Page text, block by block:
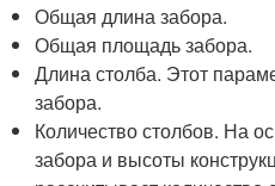
Общая длина забора.
Общая площадь забора.
Длина столба. Этот
забора.
Количество столбов. На
забора и высоты